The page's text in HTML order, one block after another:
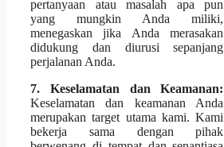
pertanyaan atau masalah apa pun
yang mungkin Anda miliki,
menegaskan jika Anda merasakan
didukung dan diurusi sepanjang
perjalanan Anda.
7. Keselamatan dan Keamanan:
Keselamatan dan keamanan Anda
merupakan target utama kami. Kami
bekerja sama dengan pihak